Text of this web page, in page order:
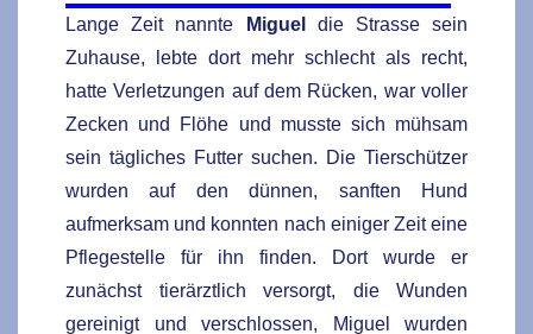
Lange Zeit nannte Miguel
die Strasse sein
Zuhause, lebte dort mehr schlecht als recht,
hatte Verletzungen auf dem Rücken, war voller
Zecken und Flöhe und musste sich mühsam
sein tägliches Futter suchen. Die Tierschützer
wurden auf den dünnen, sanften Hund
aufmerksam und konnten nach einiger Zeit eine
Pflegestelle für ihn finden. Dort wurde er
zunächst tierärztlich versorgt, die Wunden
gereinigt und verschlossen, Miguel wurden